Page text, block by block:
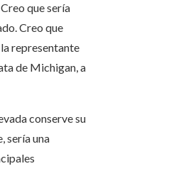
que sería
Creo que
representante
de Michigan, a
conserve su
sería una